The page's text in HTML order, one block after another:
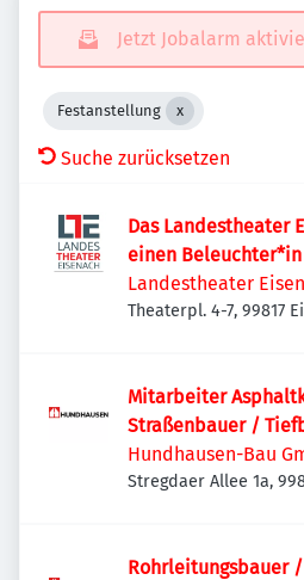
Jetzt Jobalarm
Festanstellung
Suche zurücksetzen
Das Landestheater
einen
Landestheater
Theaterpl. 4-7, 99817
Mitarbeiter
Straßenbauer /
Hundhausen-Bau
Stregdaer Allee 1a,
Rohrleitungsbauer